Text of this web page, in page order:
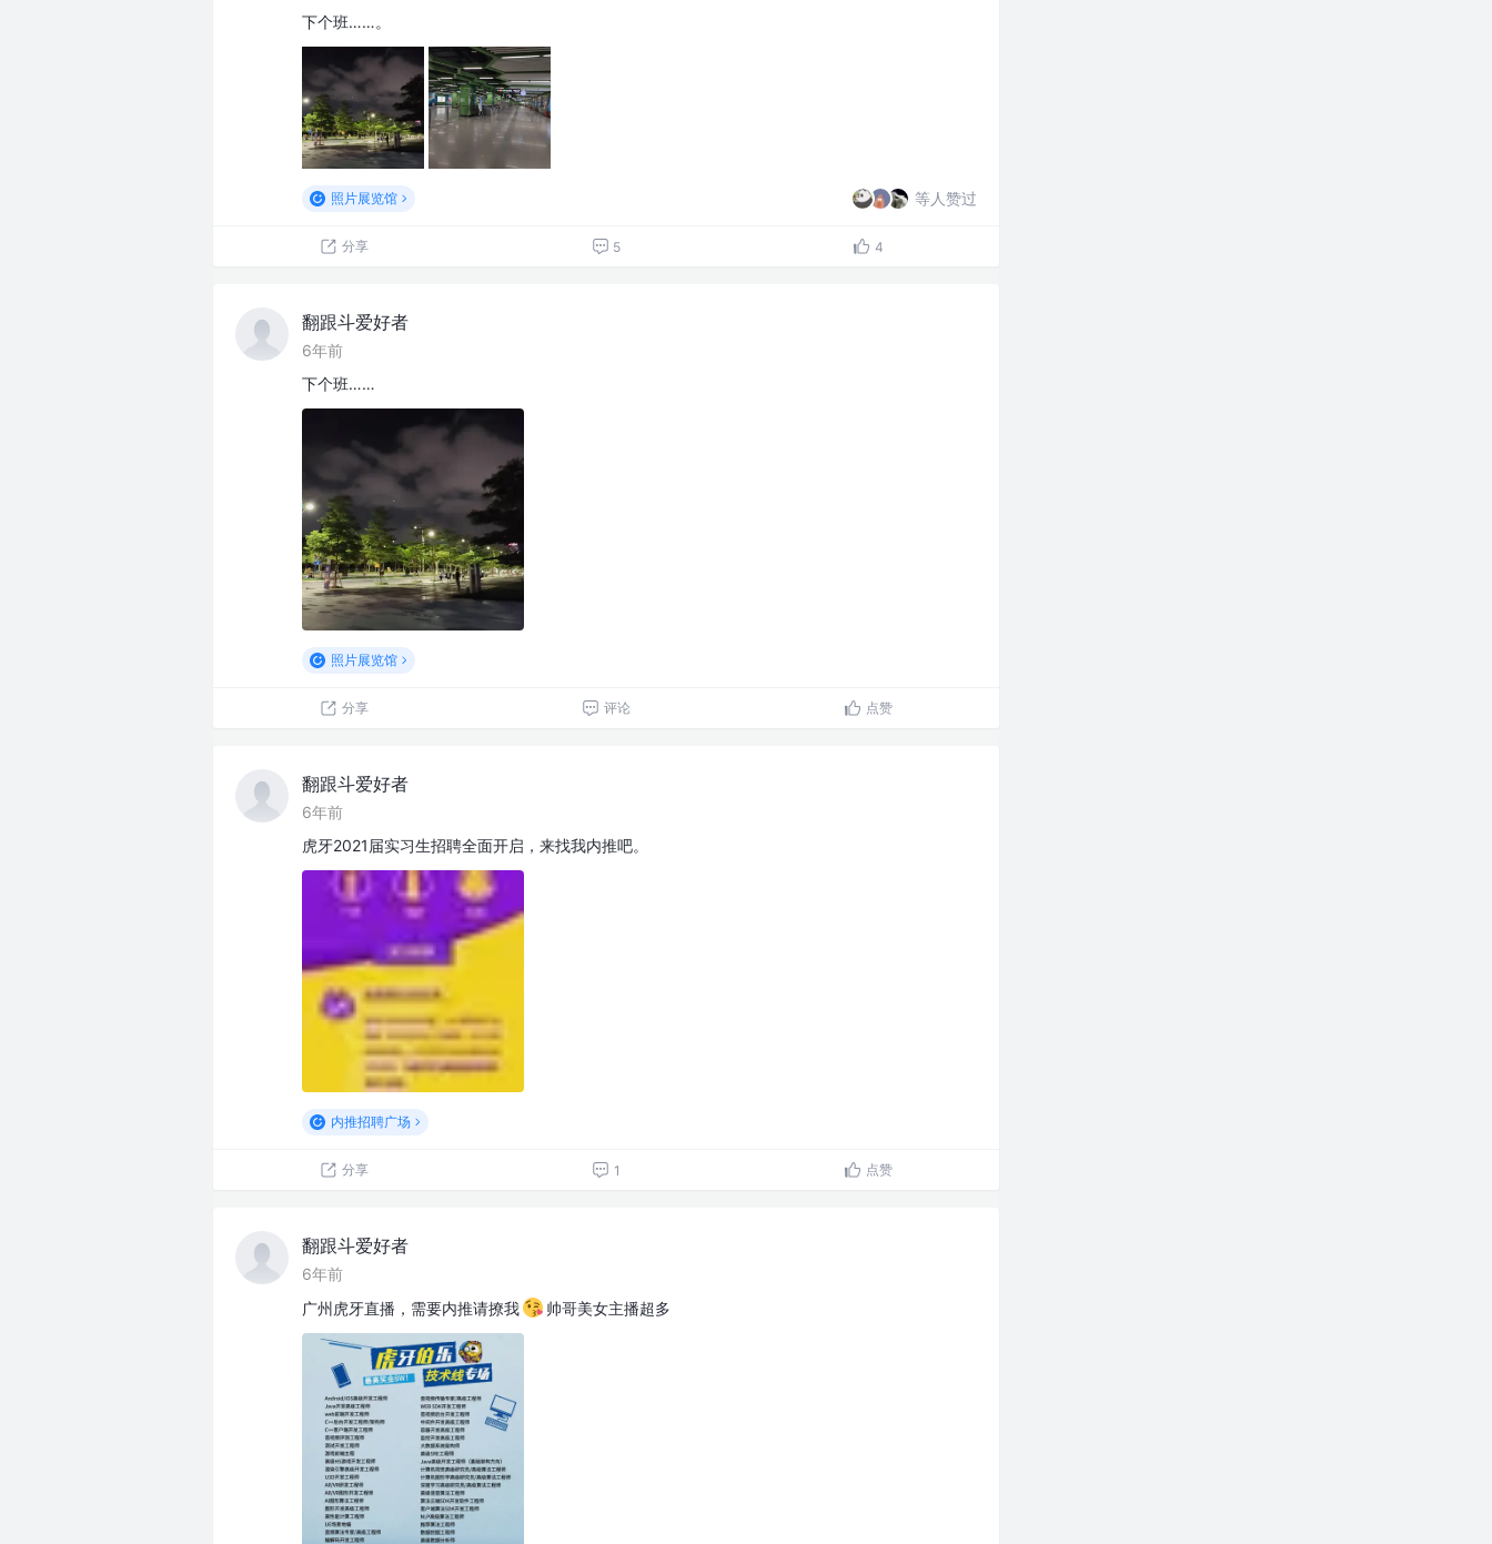
下个班……。
照片展览馆 等人赞过
分享 5 4
翻跟斗爱好者
6年前
下个班……
照片展览馆
分享 评论 点赞
翻跟斗爱好者
6年前
虎牙2021届实习生招聘全面开启，来找我内推吧。
内推招聘广场
分享 1 点赞
翻跟斗爱好者
6年前
广州虎牙直播，需要内推请撩我
帅哥美女主播超多